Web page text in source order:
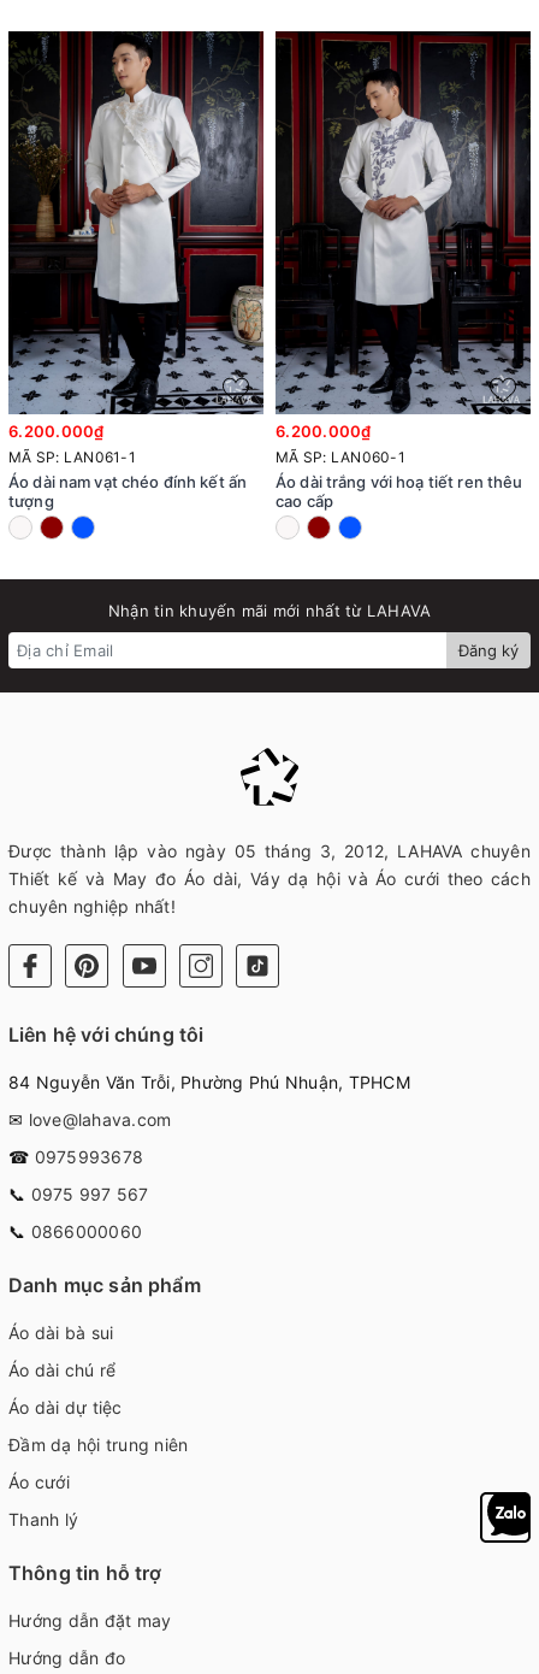
6.200.000₫
MÃ SP: LAN061-1
Áo dài nam vạt chéo đính kết ấn
tượng
6.200.000₫
MÃ SP: LAN060-1
Áo dài trắng với hoạ tiết ren thêu
cao cấp
Nhận tin khuyến mãi mới nhất từ LAHAVA
Đăng ký
Được thành lập vào ngày 05 tháng 3, 2012, LAHAVA chuyên
Thiết kế và May đo Áo dài, Váy dạ hội và Áo cưới theo cách
chuyên nghiệp nhất!
Liên hệ với chúng tôi
84 Nguyễn Văn Trỗi, Phường Phú Nhuận, TPHCM
✉ love@lahava.com
☎ 0975993678
📞 0975 997 567
📞 0866000060
Danh mục sản phẩm
Áo dài bà sui
Áo dài chú rể
Áo dài dự tiệc
Đầm dạ hội trung niên
Áo cưới
Thanh lý
Thông tin hỗ trợ
Hướng dẫn đặt may
Hướng dẫn đo